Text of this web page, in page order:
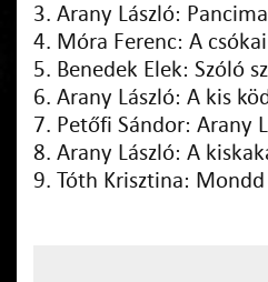
3. Arany László:
4. Móra Ferenc: A
5. Benedek Elek: Szóló
6. Arany László: A kis
7. Petőfi Sándor: Arany
8. Arany László: A
9. Tóth Krisztina: Mondd